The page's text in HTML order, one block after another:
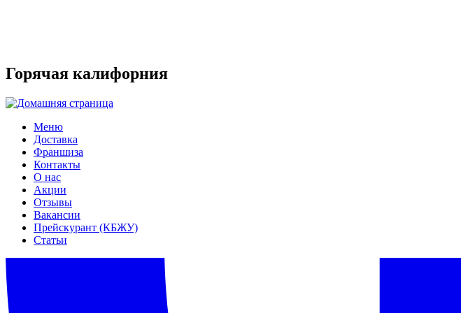
Горячая калифорния
Меню
Доставка
Франшиза
Контакты
О нас
Акции
Отзывы
Вакансии
Прейскурант (КБЖУ)
Статьи